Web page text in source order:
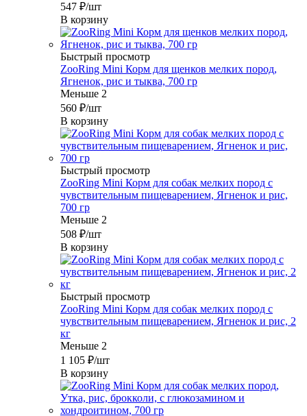
547 ₽/шт
В корзину
Быстрый просмотр
ZooRing Mini Корм для щенков мелких пород,
Ягненок, рис и тыква, 700 гр
Меньше 2
560 ₽/шт
В корзину
Быстрый просмотр
ZooRing Mini Корм для собак мелких пород с
чувствительным пищеварением, Ягненок и рис,
700 гр
Меньше 2
508 ₽/шт
В корзину
Быстрый просмотр
ZooRing Mini Корм для собак мелких пород с
чувствительным пищеварением, Ягненок и рис, 2
кг
Меньше 2
1 105 ₽/шт
В корзину